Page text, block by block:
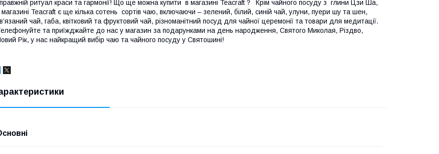
ритуал краси та гармонії! Що ще можна купити в магазині Teacraft？ Крім чайного посуду з глини Цзи Ша,
магазині Teacraft є ще кілька сотень сортів чаю, включаючи – зелений, білий, синій чай, улуни, пуери шу та шен,
чай, габа, квітковий та фруктовий чай, різноманітний посуд для чайної церемонії та товари для медитації.
та приїжджайте до нас у магазин за подарунками на день народження, Святого Миколая, Різдво,
Рік, у нас найкращий вибір чаю та чайного посуду у Святошині!